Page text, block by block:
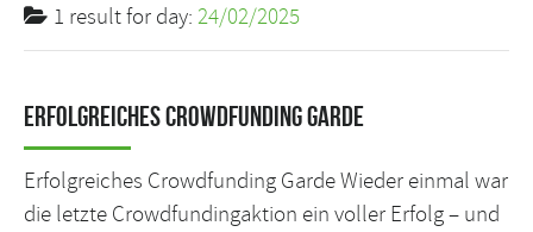
1 result for day: 24/02/2025
Erfolgreiches Crowdfunding Garde
Erfolgreiches Crowdfunding Garde Wieder einmal war
die letzte Crowdfundingaktion ein voller Erfolg – und